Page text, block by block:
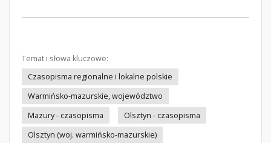
Temat i słowa kluczowe:
Czasopisma regionalne i lokalne polskie
Warmińsko-mazurskie, województwo
Mazury - czasopisma
Olsztyn - czasopisma
Olsztyn (woj. warmińsko-mazurskie)